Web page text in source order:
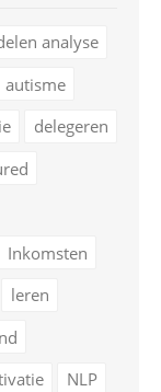
analyse
autisme
delegeren
Inkomsten
leren
NLP